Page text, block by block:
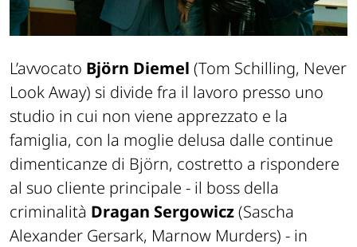
L’avvocato Björn Diemel (Tom Schilling, Never
Look Away) si divide fra il lavoro presso uno
studio in cui non viene apprezzato e la
famiglia, con la moglie delusa dalle continue
dimenticanze di Björn, costretto a rispondere
al suo cliente principale - il boss della
criminalità Dragan Sergowicz(Sascha
Alexander Gersark, Marnow Murders) - in